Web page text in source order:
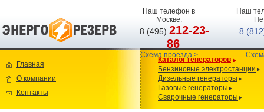
Наш телефон в
Москве:
8 (495)212-23-
86
Схема проезда >
Наш
8
Главная
О компании
Контакты
Каталог генераторов
Бензиновые электростанции
Дизельные генераторы
Газовые генераторы
Сварочные генераторы